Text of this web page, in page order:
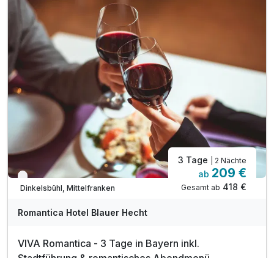
1 x 1 Rothenburger Schneeballen als Mitbringsel
Verfügbar bis Dezember
Dinkelsbühl, Mittelfranken
3 Tage | 2 Nächte
ab 209 €
Gesamt ab 418 €
Romantica Hotel Blauer Hecht
VIVA Romantica - 3 Tage in Bayern inkl.